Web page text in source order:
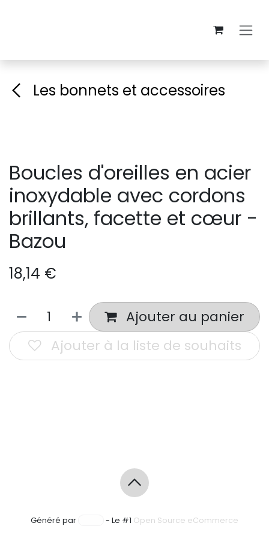
Les bonnets et accessoires
Boucles d'oreilles en acier
inoxydable avec cordons
brillants, facette et cœur -
Bazou
18,14 €
Ajouter au panier
Ajouter à la liste de souhaits
Généré par - Le #1 Open Source eCommerce